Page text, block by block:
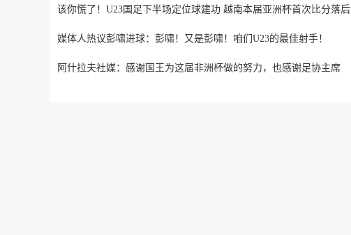
该你慌了！U23国足下半场定位球建功 越南本届亚洲杯首次比分落后
媒体人热议彭啸进球：彭啸！又是彭啸！咱们U23的最佳射手！
阿什拉夫社媒：感谢国王为这届非洲杯做的努力，也感谢足协主席